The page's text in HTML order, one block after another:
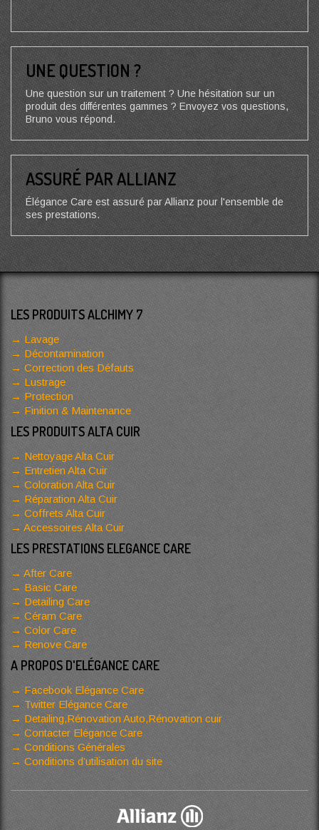
UNE QUESTION ?
Une question sur un traitement ? Une hésitation sur un
produit des différentes gammes ? Envoyez vos questions,
Bruno vous répond.
ASSURÉ PAR ALLIANZ
Élégance Care est assuré par Allianz pour l'ensemble de
ses prestations.
LES PRODUITS ALCHIMY 7
Lavage
Décontamination
Correction des Défauts
Lustrage
Protection
Finition & Maintenance
LES PRODUITS ALTA CUIR
Nettoyage Alta Cuir
Entretien Alta Cuir
Coloration Alta Cuir
Réparation Alta Cuir
Coffrets Alta Cuir
Accessoires Alta Cuir
LES PRESTATIONS ELEGANCE CARE
After Care
Basic Care
Detailing Care
Céram Care
Color Care
Renove Care
A PROPOS D'ELÉGANCE CARE
Facebook Elégance Care
Twitter Elégance Care
Detailing,Rénovation Auto,Rénovation cuir
Contacter Elégance Care
Conditions Générales
Conditions d’utilisation du site